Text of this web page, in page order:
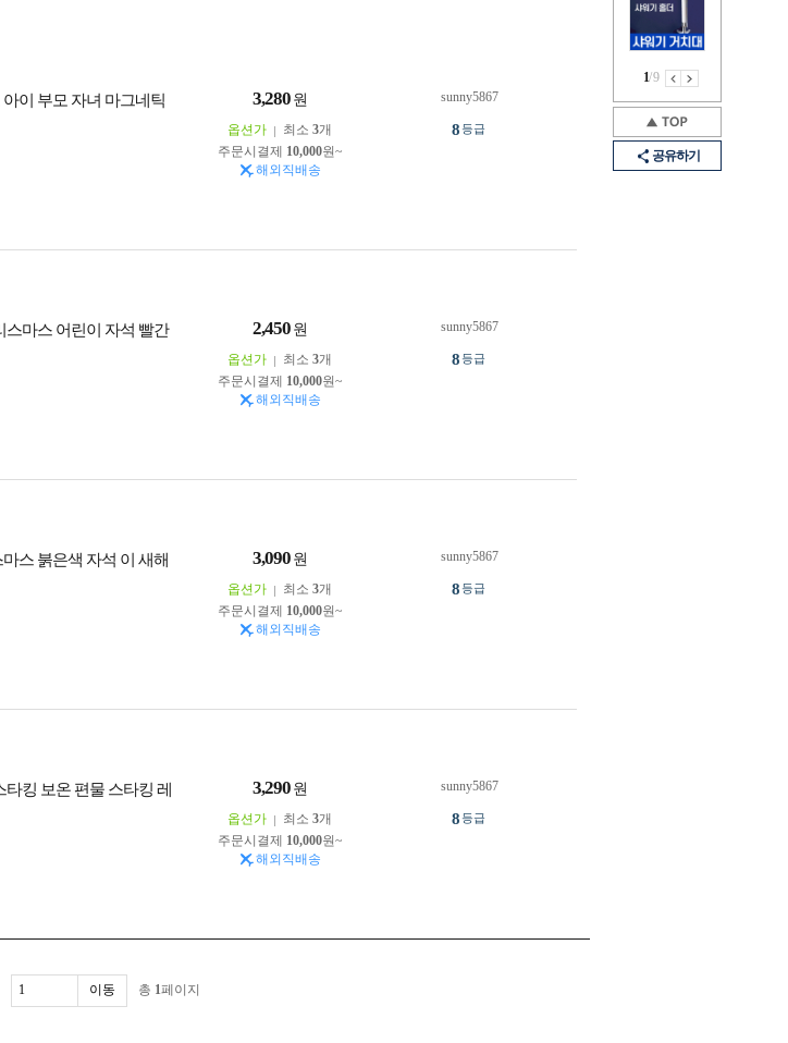
1/9
공유하기
이 부모 자녀 마그네틱
3,280 원
옵션가 최소 3개
주문시결제 10,000원~
해외직배송
sunny5867
8등급
스마스 어린이 자석 빨간
2,450 원
옵션가 최소 3개
주문시결제 10,000원~
해외직배송
sunny5867
8등급
스 붉은색 자석 이 새해
3,090 원
옵션가 최소 3개
주문시결제 10,000원~
해외직배송
sunny5867
8등급
킹 보온 편물 스타킹 레
3,290 원
옵션가 최소 3개
주문시결제 10,000원~
해외직배송
sunny5867
8등급
총 1페이지